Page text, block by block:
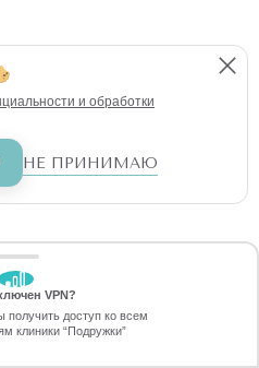
ЗАБЕРИТЕ СКИДКУ
70%
и обработки
НЕ ПРИНИМАЮ
VPN?
получить доступ ко всем
клиники “Подружки”